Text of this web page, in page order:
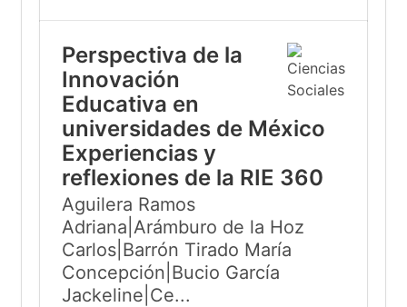
Perspectiva de la
Innovación
Educativa en
universidades de México
Experiencias y
reflexiones de la RIE 360
Aguilera Ramos
Adriana|Arámburo de la Hoz
Carlos|Barrón Tirado María
Concepción|Bucio García
Jackeline|Ce...